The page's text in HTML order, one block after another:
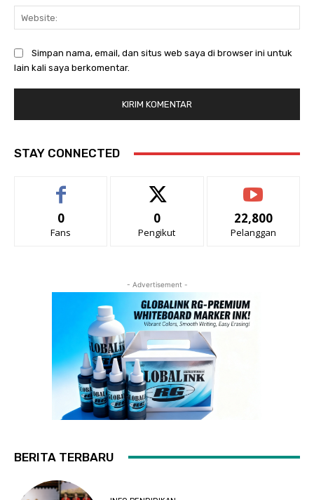
Simpan nama, email, dan situs web saya di browser ini untuk
lain kali saya berkomentar.
STAY CONNECTED
0
Fans
0
Pengikut
22,800
Pelanggan
- Advertisement -
BERITA TERBARU